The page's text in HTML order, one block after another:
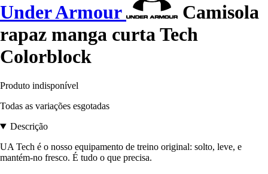
Under Armour
Camisola
rapaz manga curta Tech
Colorblock
Produto indisponível
Todas as variações esgotadas
Descrição
UA Tech é o nosso equipamento de treino original: solto, leve, e
mantém-no fresco. É tudo o que precisa.